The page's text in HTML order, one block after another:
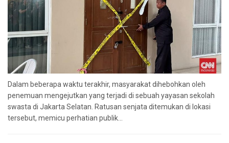
Dalam beberapa waktu terakhir, masyarakat dihebohkan oleh
penemuan mengejutkan yang terjadi di sebuah yayasan sekolah
swasta di Jakarta Selatan. Ratusan senjata ditemukan di lokasi
tersebut, memicu perhatian publik...